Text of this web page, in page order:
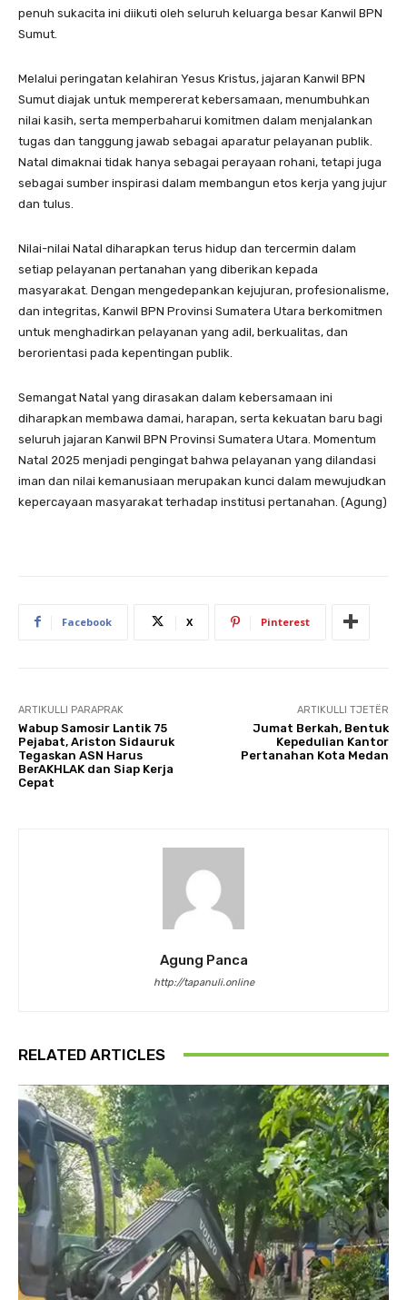
penuh sukacita ini diikuti oleh seluruh keluarga besar Kanwil BPN
Sumut.
Melalui peringatan kelahiran Yesus Kristus, jajaran Kanwil BPN
Sumut diajak untuk mempererat kebersamaan, menumbuhkan
nilai kasih, serta memperbaharui komitmen dalam menjalankan
tugas dan tanggung jawab sebagai aparatur pelayanan publik.
Natal dimaknai tidak hanya sebagai perayaan rohani, tetapi juga
sebagai sumber inspirasi dalam membangun etos kerja yang jujur
dan tulus.
Nilai-nilai Natal diharapkan terus hidup dan tercermin dalam
setiap pelayanan pertanahan yang diberikan kepada
masyarakat. Dengan mengedepankan kejujuran, profesionalisme,
dan integritas, Kanwil BPN Provinsi Sumatera Utara berkomitmen
untuk menghadirkan pelayanan yang adil, berkualitas, dan
berorientasi pada kepentingan publik.
Semangat Natal yang dirasakan dalam kebersamaan ini
diharapkan membawa damai, harapan, serta kekuatan baru bagi
seluruh jajaran Kanwil BPN Provinsi Sumatera Utara. Momentum
Natal 2025 menjadi pengingat bahwa pelayanan yang dilandasi
iman dan nilai kemanusiaan merupakan kunci dalam mewujudkan
kepercayaan masyarakat terhadap institusi pertanahan. (Agung)
Facebook X Pinterest
ARTIKULLI PARAPRAK
Wabup Samosir Lantik 75
Pejabat, Ariston Sidauruk
Tegaskan ASN Harus
BerAKHLAK dan Siap Kerja
Cepat
ARTIKULLI TJETËR
Jumat Berkah, Bentuk
Kepedulian Kantor
Pertanahan Kota Medan
Agung Panca
http://tapanuli.online
RELATED ARTICLES